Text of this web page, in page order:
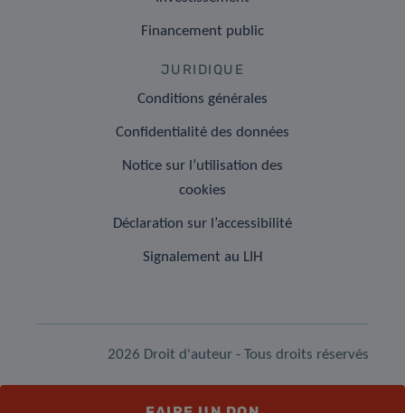
Financement public
JURIDIQUE
Conditions générales
Confidentialité des données
Notice sur l’utilisation des
cookies
Déclaration sur l’accessibilité
Signalement au LIH
2026 Droit d'auteur - Tous droits réservés